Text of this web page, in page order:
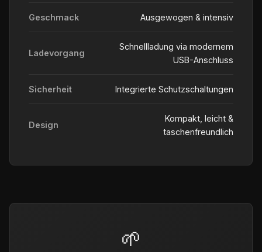
Geschmack Ausgewogen & intensiv
Ladevorgang
Schnellladung via modernem
USB-Anschluss
Sicherheit Integrierte Schutzschaltungen
Design
Kompakt, leicht &
taschenfreundlich
🌱